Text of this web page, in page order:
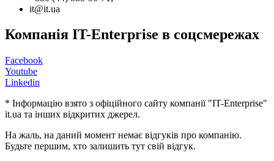
it@it.ua
Компанія IT-Enterprise в соцсмережах
Facebook
Youtube
Linkedin
* Інформацію взято з офіційного сайту компанії "IT-Enterprise"
it.ua та інших відкритих джерел.
На жаль, на даний момент немає відгуків про компанію.
Будьте першим, хто залишить тут свій відгук.